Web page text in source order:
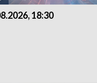
18:30